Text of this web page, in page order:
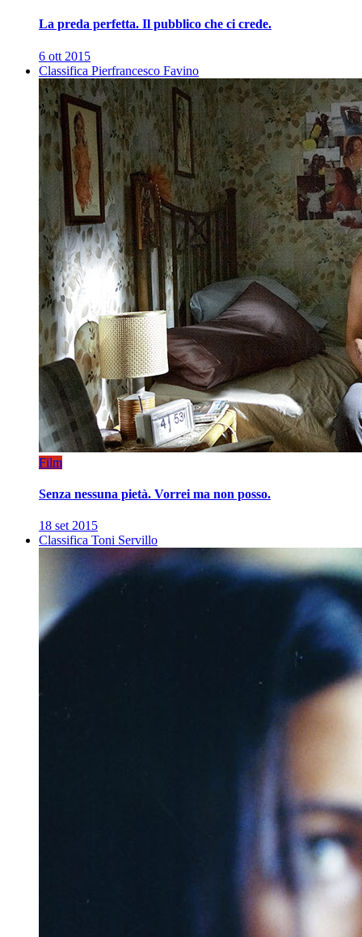
La preda perfetta. Il pubblico che ci crede.
6 ott 2015
Classifica Pierfrancesco Favino
Film
Senza nessuna pietà. Vorrei ma non posso.
18 set 2015
Classifica Toni Servillo